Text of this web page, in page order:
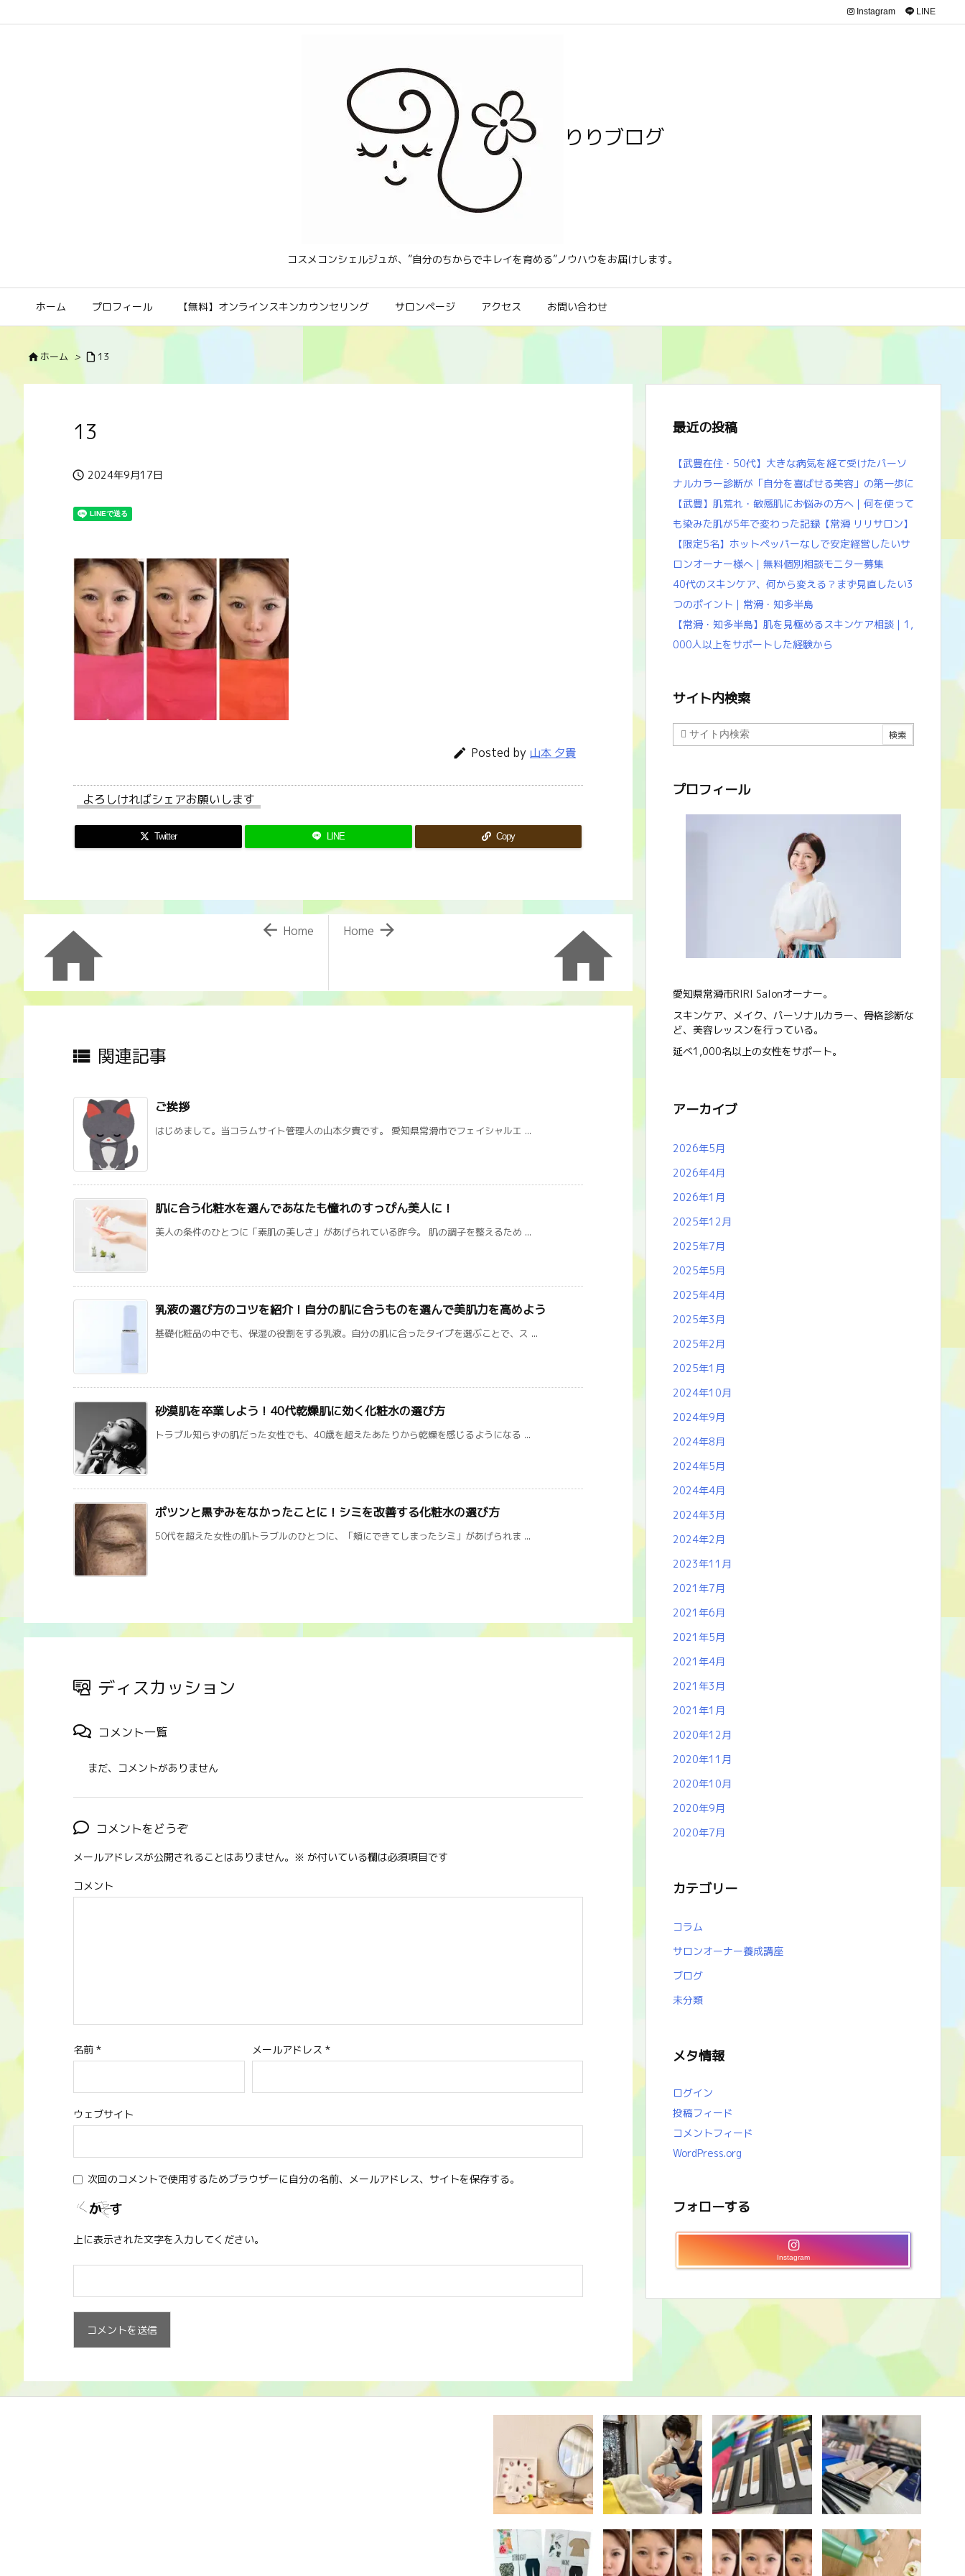
りりブログ
コスメコンシェルジュが、”自分のちからでキレイを育める”ノウハウをお届けします。
ホーム プロフィール 【無料】オンラインスキンカウンセリング サロンページ アクセス お問い合わせ
Instagram LINE
ホーム >  13
13
 2024年9月17日
 Posted by 山本 夕貴
よろしければシェアお願いします
Twitter LINE Copy


Home
  Home
 関連記事
ご挨拶
はじめまして。当コラムサイト管理人の山本夕貴です。 愛知県常滑市でフェイシャルエ ...
肌に合う化粧水を選んであなたも憧れのすっぴん美人に！
美人の条件のひとつに「素肌の美しさ」があげられている昨今。 肌の調子を整えるため ...
乳液の選び方のコツを紹介！自分の肌に合うものを選んで美肌力を高めよう
基礎化粧品の中でも、保湿の役割をする乳液。自分の肌に合ったタイプを選ぶことで、ス ...
砂漠肌を卒業しよう！40代乾燥肌に効く化粧水の選び方
トラブル知らずの肌だった女性でも、40歳を超えたあたりから乾燥を感じるようになる ...
ポツンと黒ずみをなかったことに！シミを改善する化粧水の選び方
50代を超えた女性の肌トラブルのひとつに、「頬にできてしまったシミ」があげられま ...
ディスカッション
コメント一覧
まだ、コメントがありません
コメントをどうぞ
メールアドレスが公開されることはありません。 ※ が付いている欄は必須項目です
コメント
名前 * メールアドレス *
ウェブサイト
次回のコメントで使用するためブラウザーに自分の名前、メールアドレス、サイトを保存する。
上に表示された文字を入力してください。
最近の投稿
【武豊在住・50代】大きな病気を経て受けたパーソ
ナルカラー診断が「自分を喜ばせる美容」の第一歩に
【武豊】肌荒れ・敏感肌にお悩みの方へ｜何を使って
も染みた肌が5年で変わった記録【常滑 リリサロン】
【限定5名】ホットペッパーなしで安定経営したいサ
ロンオーナー様へ｜無料個別相談モニター募集
40代のスキンケア、何から変える？まず見直したい3
つのポイント｜常滑・知多半島
【常滑・知多半島】肌を見極めるスキンケア相談｜1,
000人以上をサポートした経験から
サイト内検索
プロフィール
愛知県常滑市RIRI Salonオーナー。
スキンケア、メイク、パーソナルカラー、骨格診断な
ど、美容レッスンを行っている。
延べ1,000名以上の女性をサポート。
アーカイブ
2026年5月
2026年4月
2026年1月
2025年12月
2025年7月
2025年5月
2025年4月
2025年3月
2025年2月
2025年1月
2024年10月
2024年9月
2024年8月
2024年5月
2024年4月
2024年3月
2024年2月
2023年11月
2021年7月
2021年6月
2021年5月
2021年4月
2021年3月
2021年1月
2020年12月
2020年11月
2020年10月
2020年9月
2020年7月
カテゴリー
コラム
サロンオーナー養成講座
ブログ
未分類
メタ情報
ログイン
投稿フィード
コメントフィード
WordPress.org
フォローする
Instagram